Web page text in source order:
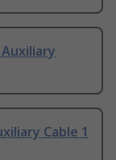
Auxiliary
Cable 1